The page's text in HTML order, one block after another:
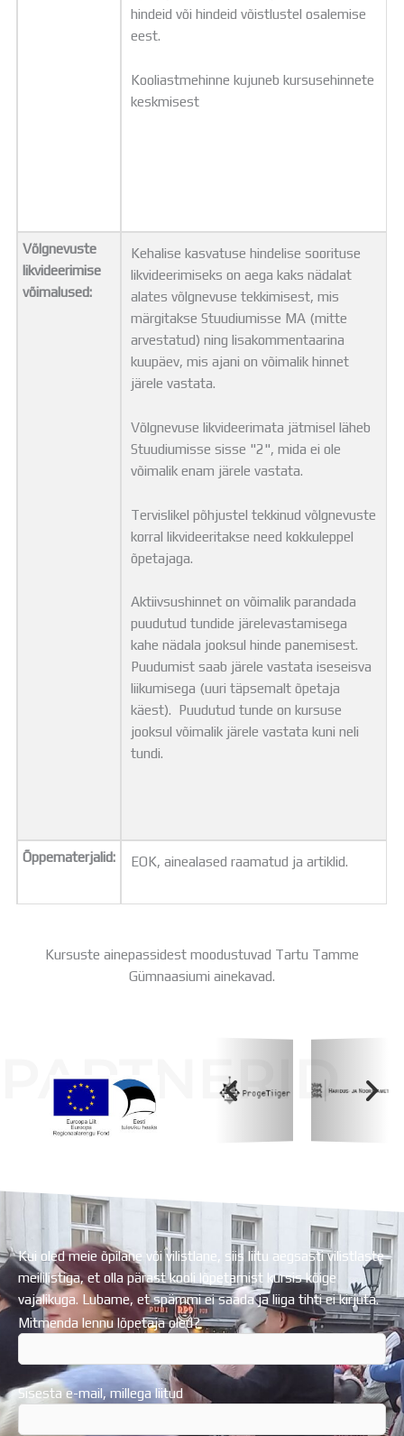
hindeid või hindeid võistlustel osalemise
eest.
Kooliastmehinne kujuneb kursusehinnete
keskmisest
Võlgnevuste
likvideerimise
võimalused:
Kehalise kasvatuse hindelise soorituse
likvideerimiseks on aega kaks nädalat
alates võlgnevuse tekkimisest, mis
märgitakse Stuudiumisse MA (mitte
arvestatud) ning lisakommentaarina
kuupäev, mis ajani on võimalik hinnet
järele vastata.
Võlgnevuse likvideerimata jätmisel läheb
Stuudiumisse sisse "2", mida ei ole
võimalik enam järele vastata.
Tervislikel põhjustel tekkinud võlgnevuste
korral likvideeritakse need kokkuleppel
õpetajaga.
Aktiivsushinnet on võimalik parandada
puudutud tundide järelevastamisega
kahe nädala jooksul hinde panemisest.
Puudumist saab järele vastata iseseisva
liikumisega (uuri täpsemalt õpetaja
käest). Puudutud tunde on kursuse
jooksul võimalik järele vastata kuni neli
tundi.
Õppematerjalid: EOK, ainealased raamatud ja artiklid.
Kursuste ainepassidest moodustuvad Tartu Tamme
Gümnaasiumi ainekavad.
PARTNERID
Kui oled meie õpilane või vilistlane, siis liitu aegsasti vilistlaste
meililistiga, et olla pärast kooli lõpetamist kursis kõige
vajalikuga. Lubame, et spämmi ei saada ja liiga tihti ei kirjuta.
Mitmenda lennu lõpetaja oled?
Sisesta e-mail, millega liitud